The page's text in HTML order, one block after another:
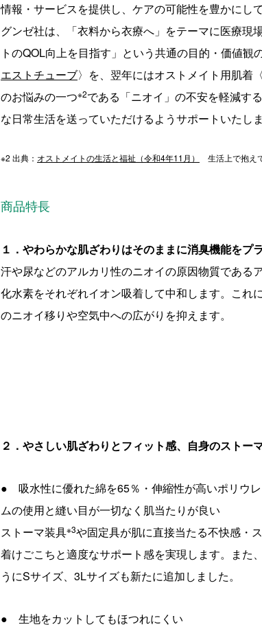
情報・サービスを提供し、ケアの可能性を豊かにし
グンゼ社は、「衣料から衣療へ」をテーマに医療現
トのQOL向上を目指す」という共通の目的・価値観
エストチューブ〉を、翌年にはオストメイト用肌着〈
のお悩みの一つ※2である「ニオイ」の不安を軽減す
な日常生活を送っていただけるようサポートいたしま
※2 出典： オストメイトの生活と福祉（令和4年11月） 生活上で抱え
商品特長
１．やわらかな肌ざわりはそのままに消臭機能をプ
汗や尿などのアルカリ性のニオイの原因物質である
化水素をそれぞれイオン吸着して中和します。これ
のニオイ移りや空気中への広がりを抑えます。
２．やさしい肌ざわりとフィット感、自身のストー
● 吸水性に優れた綿を65％・伸縮性が高いポリウ
ムの使用と縫い目が一切なく肌当たりが良い
ストーマ装具※3や固定具が肌に直接当たる不快感・
着けごこちと適度なサポート感を実現します。また
うにSサイズ、 3Lサイズも新たに追加しました。
● 生地をカットしてもほつれにくい